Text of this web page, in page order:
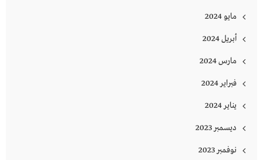
مايو 2024
أبريل 2024
مارس 2024
فبراير 2024
يناير 2024
ديسمبر 2023
نوفمبر 2023